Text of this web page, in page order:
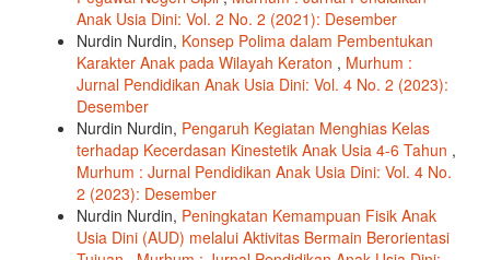
Anak Usia Dini: Vol. 2 No. 2 (2021): Desember
Nurdin Nurdin, Konsep Polima dalam Pembentukan
Karakter Anak pada Wilayah Keraton , Murhum :
Jurnal Pendidikan Anak Usia Dini: Vol. 4 No. 2 (2023):
Desember
Nurdin Nurdin, Pengaruh Kegiatan Menghias Kelas
terhadap Kecerdasan Kinestetik Anak Usia 4-6 Tahun ,
Murhum : Jurnal Pendidikan Anak Usia Dini: Vol. 4 No.
2 (2023): Desember
Nurdin Nurdin, Peningkatan Kemampuan Fisik Anak
Usia Dini (AUD) melalui Aktivitas Bermain Berorientasi